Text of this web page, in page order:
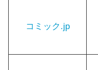
コミック.jp